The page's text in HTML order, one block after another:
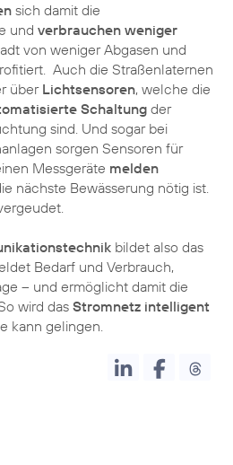
sich damit die
und verbrauchen weniger
von weniger Abgasen und
Auch die Straßenlaternen
überLichtsensoren, welche die
Schaltung der
sind. Und sogar bei
sorgen Sensoren für
Messgeräte melden
nächste Bewässerung nötig ist.
bildet also das
Bedarf und Verbrauch,
– und ermöglicht damit die
wird das Stromnetz intelligent
kann gelingen.